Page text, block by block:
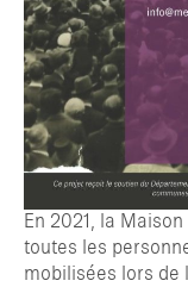
En 2021, la
toutes les
mobilisées lors de